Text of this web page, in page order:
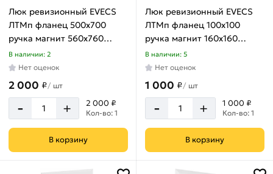
Люк ревизионный EVECS
ЛТМп фланец 500x700
ручка магнит 560x760
окраш.сталь ЛТ5070Мп
В наличии: 2
Нет оценок
2 000 ₽/ шт
- + 2 000 ₽
Кол-во: 1
В корзину
Люк ревизионный EVECS
ЛТМп фланец 100x100
ручка магнит 160x160
окрашенная сталь
ЛТ1010Мп
В наличии: 5
Нет оценок
1 000 ₽/ шт
- + 1 000 ₽
Кол-во: 1
В корзину